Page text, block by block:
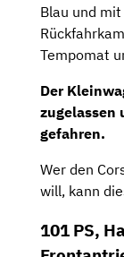
Blau und
Tempomat
Der
zugelassen
gefahren.
Wer den
will, kann
101 PS,